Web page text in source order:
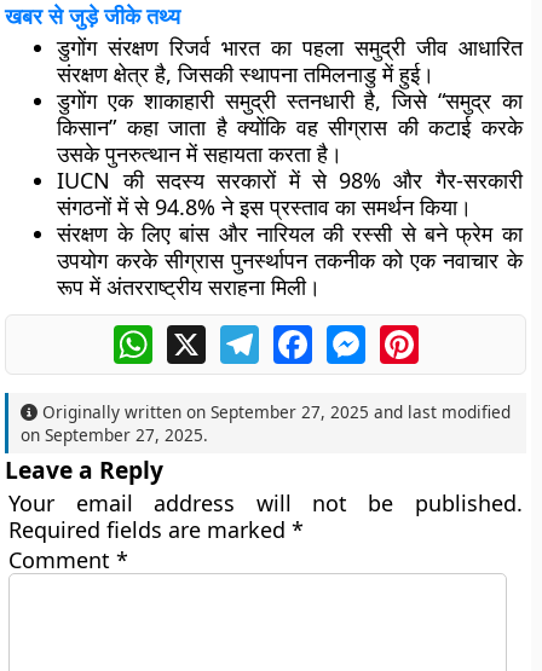
खबर से जुड़े जीके तथ्य
डुगोंग संरक्षण रिजर्व भारत का पहला समुद्री जीव आधारित
संरक्षण क्षेत्र है, जिसकी स्थापना तमिलनाडु में हुई।
डुगोंगएक शाकाहारी समुद्री स्तनधारी है, जिसे “समुद्र का
किसान” कहा जाता है क्योंकि वह सीग्रास की कटाई करके
उसके पुनरुत्थान में सहायता करता है।
IUCN की सदस्य सरकारों में से 98% और गैर-सरकारी
संगठनों में से 94.8% ने इस प्रस्ताव का समर्थन किया।
संरक्षण के लिएबांस और नारियल की रस्सी से बने फ्रेमका
उपयोग करके सीग्रास पुनर्स्थापन तकनीक को एक नवाचार के
रूप में अंतरराष्ट्रीय सराहना मिली।
WhatsApp
X TelegramFacebookMessengerPinterest
Originally written onSeptember 27, 2025 and last modified
onSeptember 27, 2025.
Leave a Reply
Your email address will not be published.
Required fields are marked*
Comment*